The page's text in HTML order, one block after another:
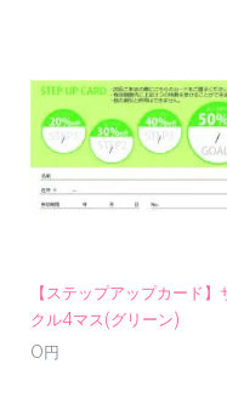
【ステップアップカード】
クル4マス(グリーン)
0円